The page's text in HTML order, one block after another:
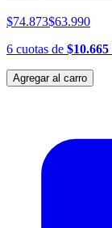
$74.873$63.990
6 cuotas de $10.665
Agregar al carro